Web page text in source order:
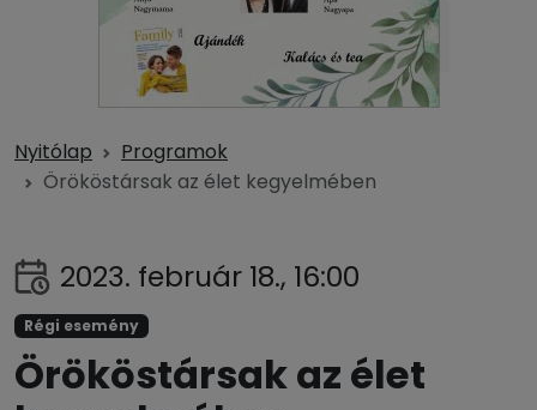
Nyitólap
Programok
Örököstársak az élet kegyelmében
2023. február 18., 16:00
Régi esemény
Örököstársak az élet